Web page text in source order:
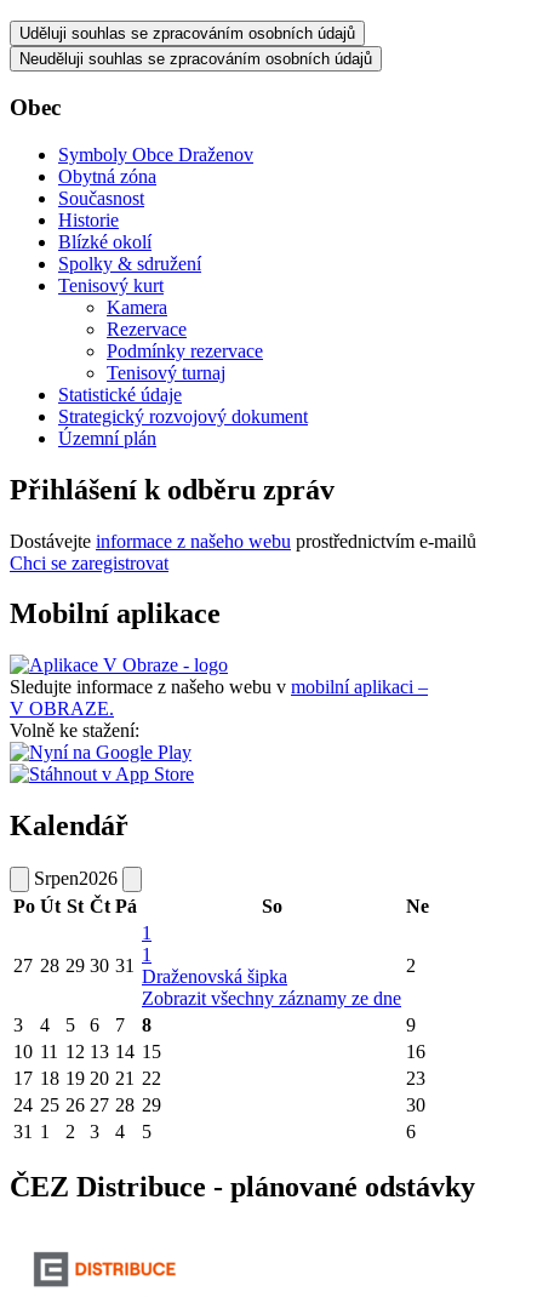
Uděluji souhlas se zpracováním osobních údajů
Neuděluji souhlas se zpracováním osobních údajů
Obec
Symboly Obce Draženov
Obytná zóna
Současnost
Historie
Blízké okolí
Spolky & sdružení
Tenisový kurt
Kamera
Rezervace
Podmínky rezervace
Tenisový turnaj
Statistické údaje
Strategický rozvojový dokument
Územní plán
Přihlášení k odběru zpráv
Dostávejte informace z našeho webu prostřednictvím e-mailů
Chci se zaregistrovat
Mobilní aplikace
Sledujte informace z našeho webu v mobilní aplikaci –
V OBRAZE.
Volně ke stažení:
Kalendář
Srpen2026
Po Út St Čt Pá So Ne
27 28 29 30 31
1
1
Draženovská šipka
Zobrazit všechny záznamy ze dne
2
3 4 5 6 7 8
9
10 11 12 13 14 15
16
17 18 19 20 21 22
23
24 25 26 27 28 29
30
31 1 2 3 4 5 6
ČEZ Distribuce - plánované odstávky